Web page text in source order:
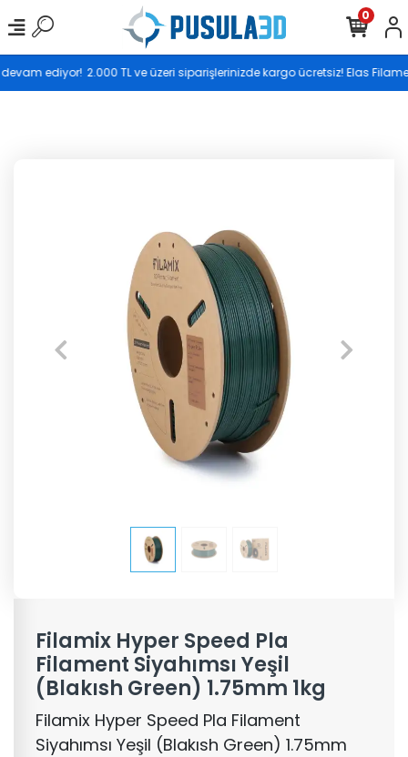
Saat 17.00’ye kadar vereceğiniz siparişler aynı gün
kargoya teslim edilir.
ediyor! 2.000 TL ve üzeri siparişlerinizde kargo ücretsiz! Elas
0
Filamix Hyper Speed Pla
Filament Siyahımsı Yeşil
(Blakısh Green) 1.75mm 1kg
Filamix Hyper Speed Pla Filament
Siyahımsı Yeşil (Blakısh Green) 1.75mm